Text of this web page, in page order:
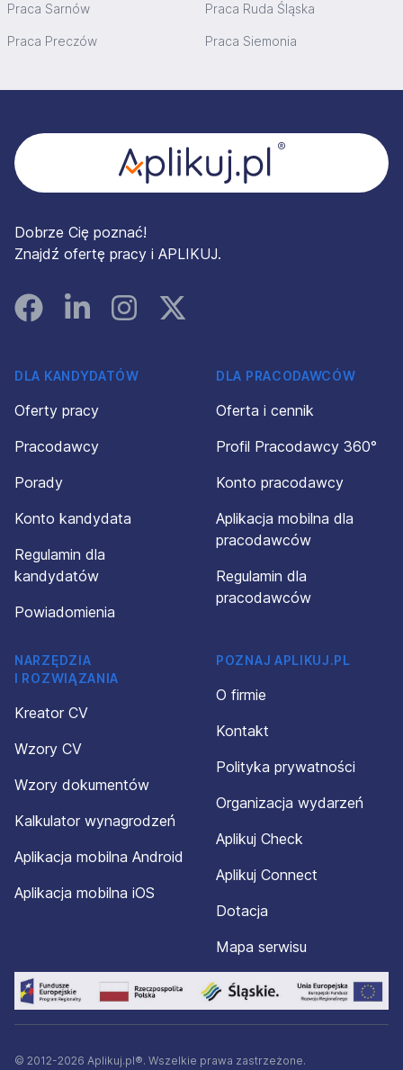
Praca Sarnów Praca Ruda Śląska
Praca Preczów Praca Siemonia
Dobrze Cię poznać!
Znajdź ofertę pracy i APLIKUJ.
FacebookLinked InInstagramInstagram
DLA KANDYDATÓW
Oferty pracy
Pracodawcy
Porady
Konto kandydata
Regulamin dla
kandydatów
Powiadomienia
DLA PRACODAWCÓW
Oferta i cennik
Profil Pracodawcy 360°
Konto pracodawcy
Aplikacja mobilna dla
pracodawców
Regulamin dla
pracodawców
NARZĘDZIA
I ROZWIĄZANIA
Kreator CV
Wzory CV
Wzory dokumentów
Kalkulator wynagrodzeń
Aplikacja mobilna Android
Aplikacja mobilna iOS
POZNAJ APLIKUJ.PL
O firmie
Kontakt
Polityka prywatności
Organizacja wydarzeń
Aplikuj Check
Aplikuj Connect
Dotacja
Mapa serwisu
© 2012-2026 Aplikuj.pl®. Wszelkie prawa zastrzeżone.